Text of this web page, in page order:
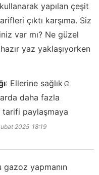
yapılan çeşit
çıktı karşıma. Siz
var mı? Ne güzel
yaz yaklaşıyorken
: Ellerine sağlık☺️
daha fazla
paylaşmaya
2025 18:19
yapmanın